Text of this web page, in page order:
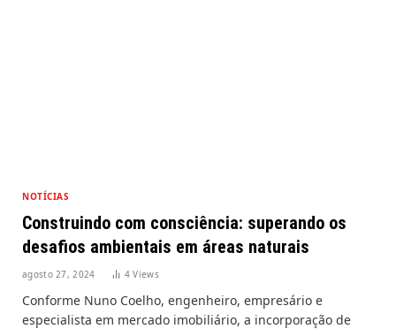
NOTÍCIAS
Construindo com consciência: superando os
desafios ambientais em áreas naturais
agosto 27, 2024 4Views
Conforme Nuno Coelho, engenheiro, empresário e
especialista em mercado imobiliário, a incorporação de